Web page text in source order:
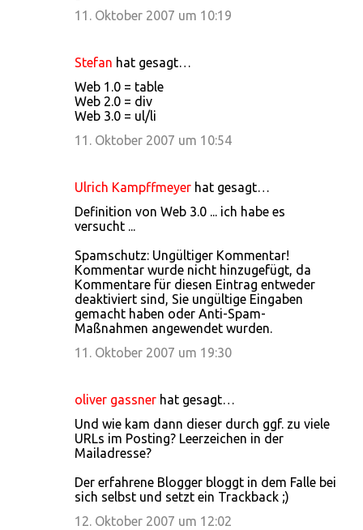
11. Oktober 2007 um 10:19
Stefan hat gesagt…
Web 1.0 = table
Web 2.0 = div
Web 3.0 = ul/li
11. Oktober 2007 um 10:54
Ulrich Kampffmeyer hat gesagt…
Definition von Web 3.0 ... ich habe es
versucht ...
Spamschutz: Ungültiger Kommentar!
Kommentar wurde nicht hinzugefügt, da
Kommentare für diesen Eintrag entweder
deaktiviert sind, Sie ungültige Eingaben
gemacht haben oder Anti-Spam-
Maßnahmen angewendet wurden.
11. Oktober 2007 um 19:30
oliver gassner hat gesagt…
Und wie kam dann dieser durch ggf. zu viele
URLs im Posting? Leerzeichen in der
Mailadresse?
Der erfahrene Blogger bloggt in dem Falle bei
sich selbst und setzt ein Trackback ;)
12. Oktober 2007 um 12:02